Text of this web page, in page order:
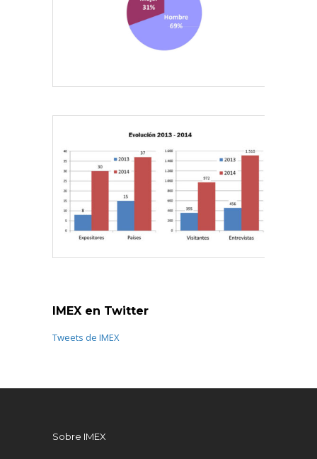
IMEX en Twitter
Tweets de IMEX
Sobre IMEX